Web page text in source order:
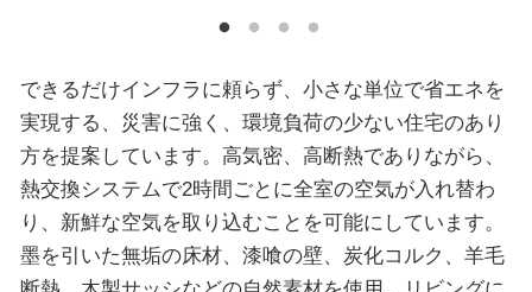
できるだけインフラに頼らず、小さな単位で省エネを
実現する、災害に強く、環境負荷の少ない住宅のあり
方を提案しています。高気密、高断熱でありながら、
熱交換システムで2時間ごとに全室の空気が入れ替わ
り、新鮮な空気を取り込むことを可能にしています。
墨を引いた無垢の床材、漆喰の壁、炭化コルク、羊毛